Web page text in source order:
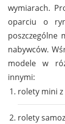
wymiarach.
oparciu o
poszczególne
nabywców.
modele w
innymi:
rolety mini z
rolety